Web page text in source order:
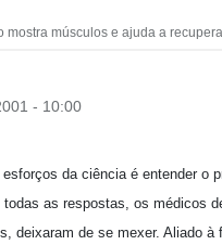
mostra músculos e ajuda a
- 10:00
esforços da ciência é entender o
todas as respostas, os médicos
deixaram de se mexer. Aliado